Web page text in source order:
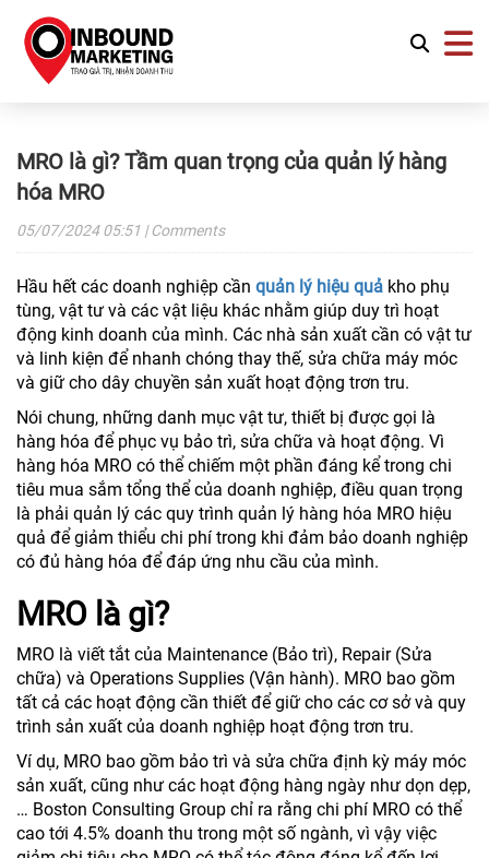
MRO là gì? Tầm quan trọng của quản lý hàng
hóa MRO
05/07/202405:51 | Comments
Hầu hết các doanh nghiệp cần quản lý hiệu quả kho phụ
tùng, vật tư và các vật liệu khác nhằm giúp duy trì hoạt
động kinh doanh của mình. Các nhà sản xuất cần có vật tư
và linh kiện để nhanh chóng thay thế, sửa chữa máy móc
và giữ cho dây chuyền sản xuất hoạt động trơn tru.
Nói chung, những danh mục vật tư, thiết bị được gọi là
hàng hóa để phục vụ bảo trì, sửa chữa và hoạt động. Vì
hàng hóa MRO có thể chiếm một phần đáng kể trong chi
tiêu mua sắm tổng thể của doanh nghiệp, điều quan trọng
là phải quản lý các quy trình quản lý hàng hóa MRO hiệu
quả để giảm thiểu chi phí trong khi đảm bảo doanh nghiệp
có đủ hàng hóa để đáp ứng nhu cầu của mình.
MRO là gì?
MRO là viết tắt của Maintenance (Bảo trì), Repair (Sửa
chữa) và Operations Supplies (Vận hành). MRO bao gồm
tất cả các hoạt động cần thiết để giữ cho các cơ sở và quy
trình sản xuất của doanh nghiệp hoạt động trơn tru.
Ví dụ, MRO bao gồm bảo trì và sửa chữa định kỳ máy móc
sản xuất, cũng như các hoạt động hàng ngày như dọn dẹp,
… Boston Consulting Group chỉ ra rằng chi phí MRO có thể
cao tới 4.5% doanh thu trong một số ngành, vì vậy việc